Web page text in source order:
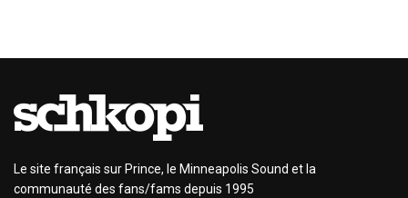
Le site français sur Prince, le Minneapolis Sound et la
communauté des fans/fams depuis 1995